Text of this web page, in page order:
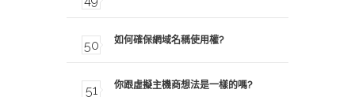
如何確保網域名稱使用權?
你跟虛擬主機商想法是一樣的嗎?